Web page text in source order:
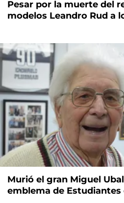
Pesar por la muerte del
modelos Leandro Rud a
Murió el gran Miguel
emblema de Estudiantes